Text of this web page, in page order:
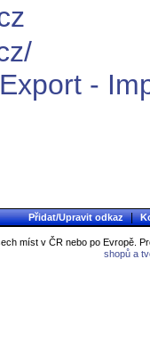
-
Přidat/Upravit odkaz |
míst v ČR nebo po Evropě.
shopů a